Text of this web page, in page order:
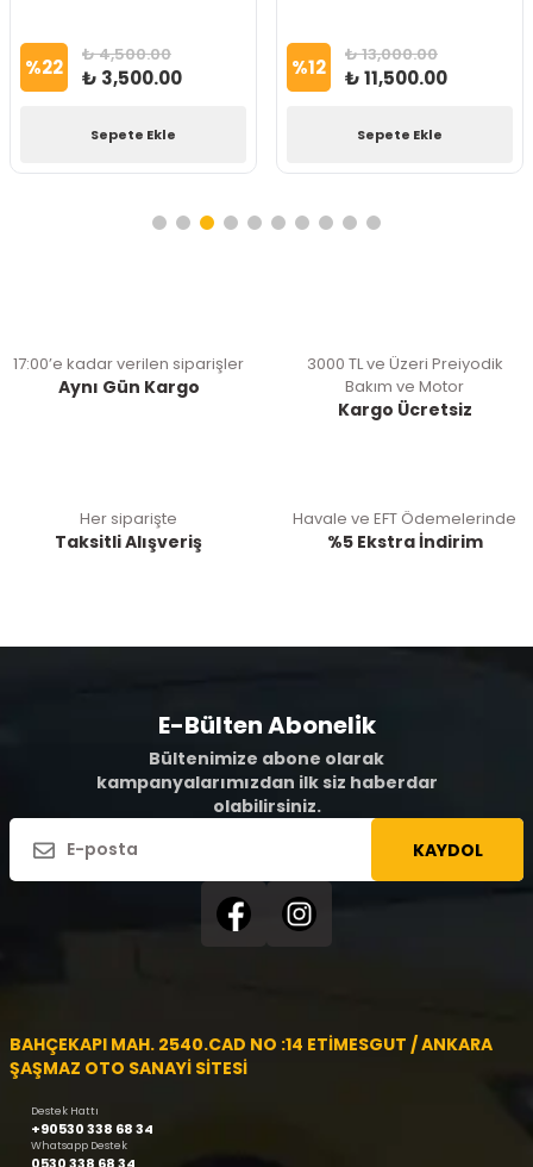
%22 ₺ 4,500.00
₺ 3,500.00
Sepete Ekle
%12 ₺ 13,000.00
₺ 11,500.00
Sepete Ekle
17:00’e kadar verilen siparişler
Aynı Gün Kargo
3000 TL ve Üzeri Preiyodik
Bakım ve Motor
Kargo Ücretsiz
Her siparişte
Taksitli Alışveriş
Havale ve EFT Ödemelerinde
%5 Ekstra İndirim
E-Bülten Abonelik
Bültenimize abone olarak
kampanyalarımızdan ilk siz haberdar
olabilirsiniz.
KAYDOL
BAHÇEKAPI MAH. 2540.CAD NO :14 ETİMESGUT / ANKARA
ŞAŞMAZ OTO SANAYİ SİTESİ
Destek Hattı
+90530 338 68 34
Whatsapp Destek